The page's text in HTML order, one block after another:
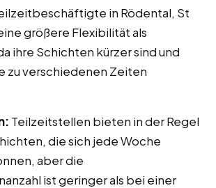
in Rödental, St
größere Flexibilität als
ihre Schichten kürzer sind und
zu verschiedenen Zeiten
Teilzeitstellen bieten in der Regel
die sich jede Woche
aber die
ist geringer als bei einer